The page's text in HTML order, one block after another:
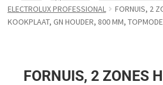
ELECTROLUX PROFESSIONAL
FORNUIS, 2
KOOKPLAAT, GN HOUDER, 800 MM,
FORNUIS, 2 ZONES